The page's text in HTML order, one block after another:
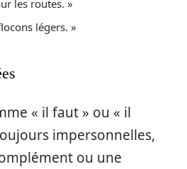
les routes. »
légers. »
« il faut » ou « il
impersonnelles,
ou une